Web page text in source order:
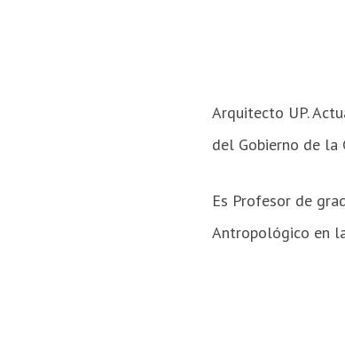
Arquitecto UP.
del Gobierno de la
Es Profesor de
Antropológico en